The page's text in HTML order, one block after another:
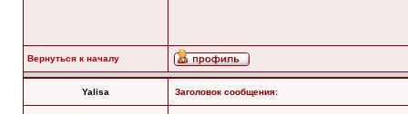
Вернуться к началу
Yalisa Заголовок сообщения: